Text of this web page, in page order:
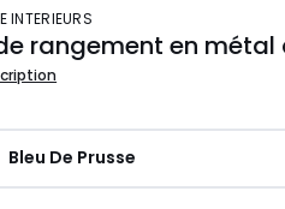
INTERIEURS
rangement en métal
Bleu De Prusse